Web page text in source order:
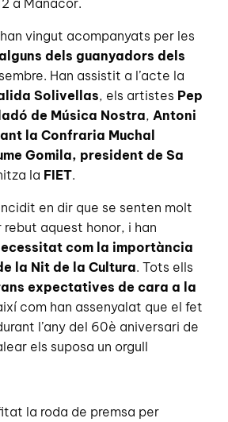
vingut acompanyats per les
dels guanyadors dels
Han assistit a l’acte la
Solivellas, els artistes Pep
de Música Nostra, Antoni
la Confraria Muchal
Gomila, president de Sa
la FIET.
en dir que se senten molt
aquest honor, i han
com la importància
la Nit de la Cultura. Tots ells
expectatives de cara a la
com han assenyalat que el fet
l’any del 60è aniversari de
els suposa un orgull
la roda de premsa per